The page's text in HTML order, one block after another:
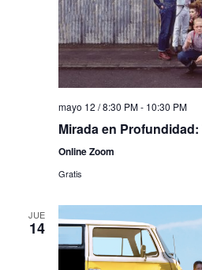
mayo 12 / 8:30 PM- 10:30 PM
Mirada en Profundidad:
Online Zoom
Gratis
JUE
14